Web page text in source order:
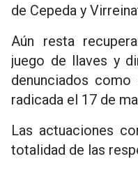
de Cepeda y
Aún resta
juego de llaves y
denunciados
radicada el 17 de
Las actuaciones
totalidad de las